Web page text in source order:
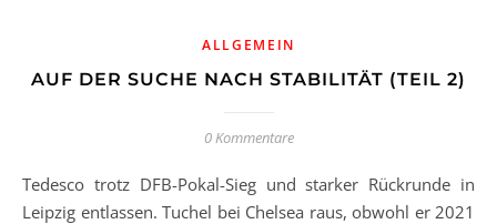
ALLGEMEIN
AUF DER SUCHE NACH STABILITÄT (TEIL 2)
0 Kommentare
Tedesco trotz DFB-Pokal-Sieg und starker Rückrunde in
Leipzig entlassen. Tuchel bei Chelsea raus, obwohl er 2021